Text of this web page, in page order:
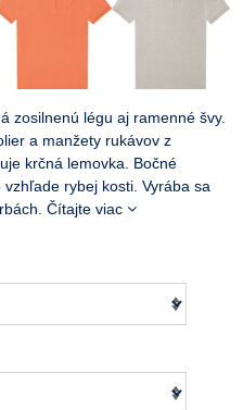
zosilnenú légu aj ramenné švy.
a manžety rukávov z
krčná lemovka. Bočné
rybej kosti. Vyrába sa
Čítajte viac